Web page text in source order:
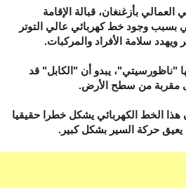
بأزغنغان، قبالة الإقامة
بسبب وجود خط كهربائي عالي التوتر
سلامة الأفراد والمركبات.
"ناظورسيتي"، يبدو أن "الكابل" قد
مقربة من سطح الأرض.
الخط الكهربائي يشكل خطرا حقيقيا
يعيق حركة السير بشكل كبير.